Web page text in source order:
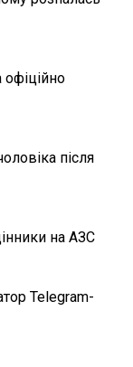
після
на АЗС
Telegram-